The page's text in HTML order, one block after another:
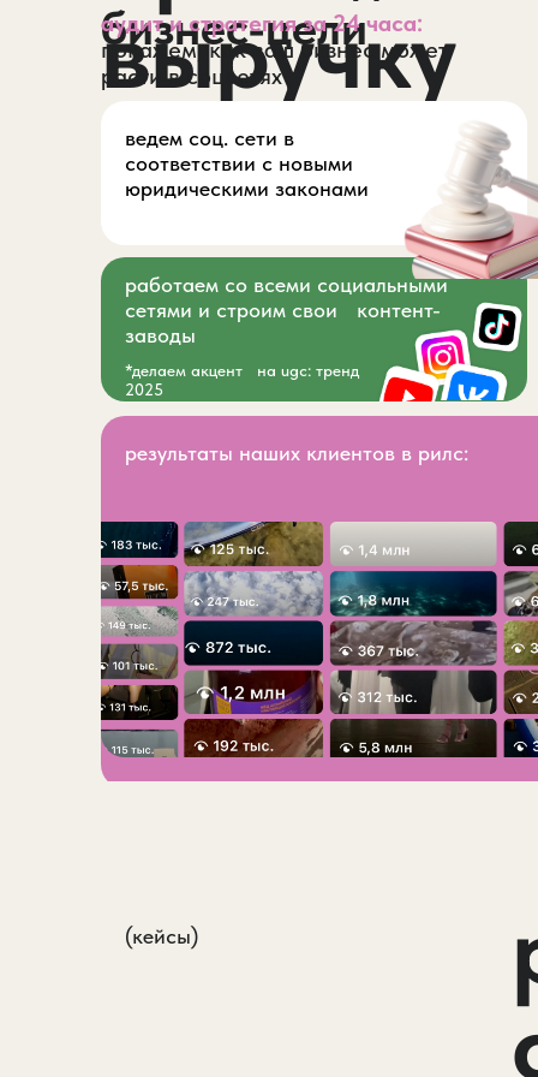
бизнес-цели
выручку
аудит и стратегия за 24 часа:
покажем, как ваш бизнес может
расти в соцсетях
*делаем акцент на ugc: тренд
2025
результаты наших клиентов в рилс:
работаем со всеми социальными
сетями и строим свои контент-
заводы
ведем соц. сети в
соответствии с новыми
юридическими законами
(кейсы)